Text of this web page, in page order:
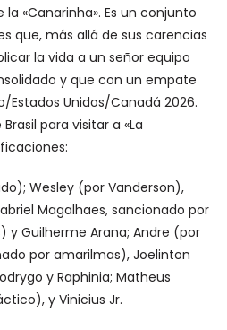
«Canarinha». Es un conjunto
que, más allá de sus carencias
la vida a un señor equipo
y que con un empate
Unidos/Canadá 2026.
para visitar a «La
Wesley (por Vanderson),
Magalhaes, sancionado por
y Guilherme Arana; Andre (por
por amarilmas), Joelinton
y Raphinia; Matheus
y Vinicius Jr.